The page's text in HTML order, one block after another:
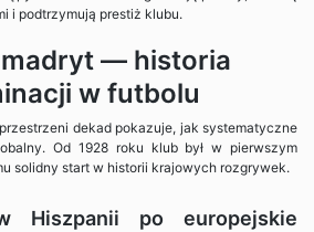
i podtrzymują prestiż klubu.
— historia
w futbolu
dekad pokazuje, jak systematyczne
Od 1928 roku klub był w pierwszym
solidny start w historii krajowych rozgrywek.
Hiszpanii po europejskie